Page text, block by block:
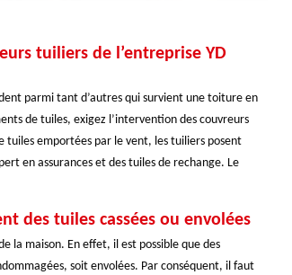
tuiliers de l’entreprise YD
parmi tant d’autres qui survient une toiture en
de tuiles, exigez l’intervention des couvreurs
tuiles emportées par le vent, les tuiliers posent
en assurances et des tuiles de rechange. Le
des tuiles cassées ou envolées
la maison. En effet, il est possible que des
soit envolées. Par conséquent, il faut